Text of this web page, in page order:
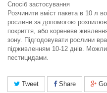
Спосіб застосування
Розчинити вміст пакета в 10 л
рослини за допомогою
покриття, або кореневе
зону. Підгодовувати рослини
підживленням 10-12 днів.
пестицидами.
Tweet Share